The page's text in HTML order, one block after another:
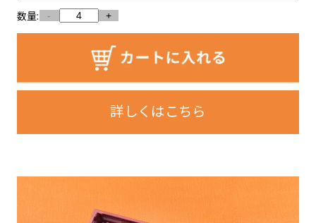
数量: - +
詳しくはこちら